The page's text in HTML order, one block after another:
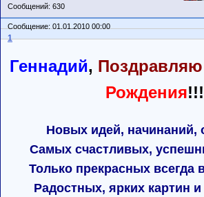
Сообщений: 630
Сообщение: 01.01.2010 00:00
1
Геннадий, Поздравляю
Рождения!!!
Новых идей, начинаний,
Самых счастливых,
Только прекрасных всегда
Радостных, ярких картин